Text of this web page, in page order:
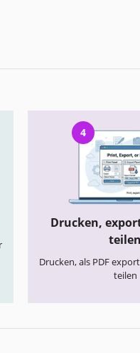
4
Drucken,
teilen
Drucken, als PDF
teilen